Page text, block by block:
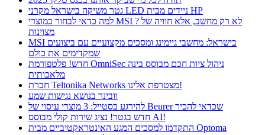
גטר משיקה בישראל מקרני LED ניידים מבית HP
למה כדאי לבחור במוצרי MSI ? לא רק מחשב, אלא חוויה של
מצוינות
MSI בישראל: מחשבי גיימינג ומסכים מקצועיים עם ביצועים
שמקדימים את כולם
חדש! פלטפורמת OmniSec ניהול ציות חכם מבוסס בינה
מלאכותית
חברת Teltonika Networks מצטרפת אלינו!
וובינר בנושא נגישות שמע
להירגע בסטייל: 3 מוצרי עיסוי של Beurer שכדאי להכיר
חדש בגטר! נציג שירות קולי מבוסס AI!
התקדמו למסכים המגע האינטראקטיביים מבית Optoma